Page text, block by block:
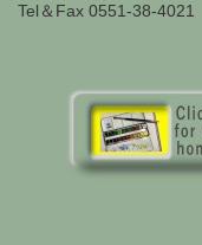
Tel＆Fax 0551-38-4021